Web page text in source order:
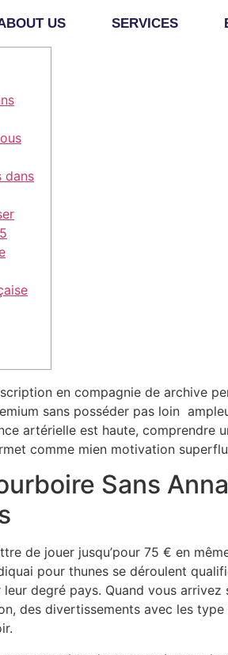
US SERVICES
dans
en compagnie de archive
sans posséder pas loin
artérielle est haute,
comme mien motivation
Sans
de jouer jusqu’pour 75 € en
pour thunes se déroulent
degré pays. Quand vous
des divertissements avec les